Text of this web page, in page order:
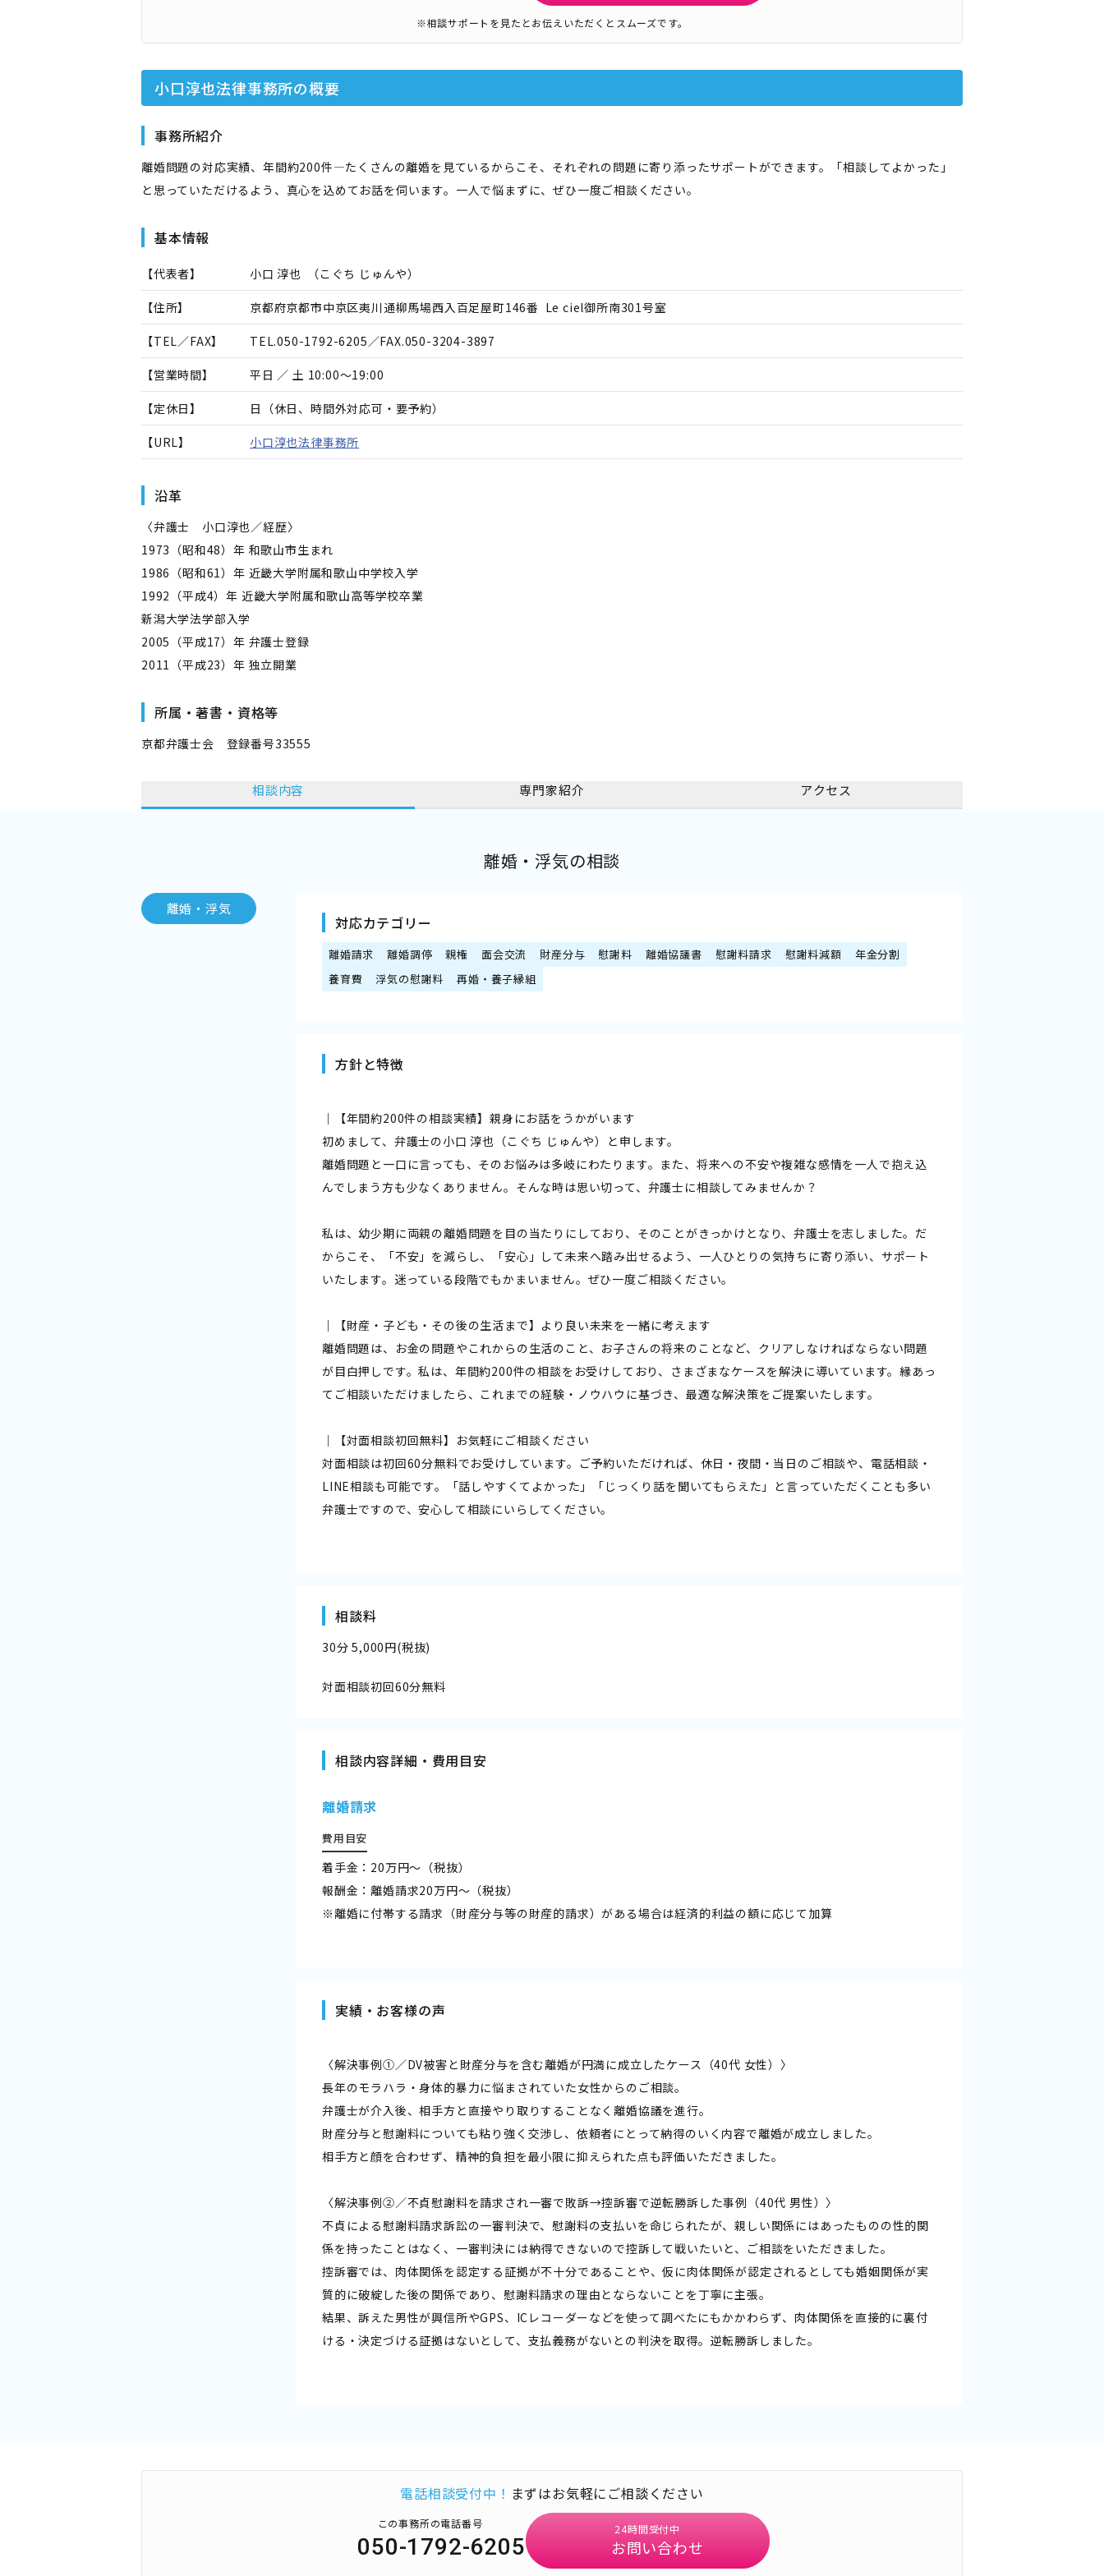
※相談サポートを見たとお伝えいただくとスムーズです。
小口淳也法律事務所の概要
事務所紹介
離婚問題の対応実績、年間約200件―たくさんの離婚を見ているからこそ、それぞれの問題に寄り添ったサポートができます。「相談してよかった」
と思っていただけるよう、真心を込めてお話を伺います。一人で悩まずに、ぜひ一度ご相談ください。
基本情報
【代表者】 小口 淳也 （こぐち じゅんや）
【住所】 京都府京都市中京区夷川通柳馬場西入百足屋町146番 Le ciel御所南301号室
【TEL／FAX】 TEL.050-1792-6205 ／FAX.050-3204-3897
【営業時間】 平日 ／ 土 10:00～19:00
【定休日】 日（休日、時間外対応可・要予約）
【URL】 小口淳也法律事務所
沿革
〈弁護士 小口淳也／経歴〉
1973（昭和48）年 和歌山市生まれ
1986（昭和61）年 近畿大学附属和歌山中学校入学
1992（平成4）年 近畿大学附属和歌山高等学校卒業
新潟大学法学部入学
2005（平成17）年 弁護士登録
2011（平成23）年 独立開業
所属・著書・資格等
京都弁護士会 登録番号33555
相談内容 専門家紹介 アクセス
離婚・浮気の相談
離婚・浮気
対応カテゴリー
離婚請求 離婚調停 親権 面会交流 財産分与 慰謝料 離婚協議書 慰謝料請求 慰謝料減額
年金分割
養育費
浮気の慰謝料 再婚・養子縁組
方針と特徴
｜【年間約200件の相談実績】親身にお話をうかがいます
初めまして、弁護士の小口 淳也（こぐち じゅんや）と申します。
離婚問題と一口に言っても、そのお悩みは多岐にわたります。また、将来への不安や複雑な感情を一人で抱え込
んでしまう方も少なくありません。そんな時は思い切って、弁護士に相談してみませんか？
私は、幼少期に両親の離婚問題を目の当たりにしており、そのことがきっかけとなり、弁護士を志しました。だ
からこそ、「不安」を減らし、「安心」して未来へ踏み出せるよう、一人ひとりの気持ちに寄り添い、サポート
いたします。迷っている段階でもかまいません。ぜひ一度ご相談ください。
｜【財産・子ども・その後の生活まで】より良い未来を一緒に考えます
離婚問題は、お金の問題やこれからの生活のこと、お子さんの将来のことなど、クリアしなければならない問題
が目白押しです。私は、年間約200件の相談をお受けしており、さまざまなケースを解決に導いています。縁あっ
てご相談いただけましたら、これまでの経験・ノウハウに基づき、最適な解決策をご提案いたします。
｜【対面相談初回無料】お気軽にご相談ください
対面相談は初回60分無料でお受けしています。ご予約いただければ、休日・夜間・当日のご相談や、電話相談・
LINE相談も可能です。「話しやすくてよかった」「じっくり話を聞いてもらえた」と言っていただくことも多い
弁護士ですので、安心して相談にいらしてください。
相談料
30分 5,000円(税抜)
対面相談初回60分無料
相談内容詳細・費用目安
離婚請求
費用目安
着手金：20万円～（税抜）
報酬金：離婚請求20万円～（税抜）
※離婚に付帯する請求（財産分与等の財産的請求）がある場合は経済的利益の額に応じて加算
実績・お客様の声
〈解決事例①／DV被害と財産分与を含む離婚が円満に成立したケース（40代 女性）〉
長年のモラハラ・身体的暴力に悩まされていた女性からのご相談。
弁護士が介入後、相手方と直接やり取りすることなく離婚協議を進行。
財産分与と慰謝料についても粘り強く交渉し、依頼者にとって納得のいく内容で離婚が成立しました。
相手方と顔を合わせず、精神的負担を最小限に抑えられた点も評価いただきました。
〈解決事例②／不貞慰謝料を請求され一審で敗訴→控訴審で逆転勝訴した事例（40代 男性）〉
不貞による慰謝料請求訴訟の一審判決で、慰謝料の支払いを命じられたが、親しい関係にはあったものの性的関
係を持ったことはなく、一審判決には納得できないので控訴して戦いたいと、ご相談をいただきました。
控訴審では、肉体関係を認定する証拠が不十分であることや、仮に肉体関係が認定されるとしても婚姻関係が実
質的に破綻した後の関係であり、慰謝料請求の理由とならないことを丁寧に主張。
結果、訴えた男性が興信所やGPS、ICレコーダーなどを使って調べたにもかかわらず、肉体関係を直接的に裏付
ける・決定づける証拠はないとして、支払義務がないとの判決を取得。逆転勝訴しました。
電話相談受付中！ まずはお気軽にご相談ください
この事務所の電話番号
050-1792-6205
24時間受付中
お問い合わせ